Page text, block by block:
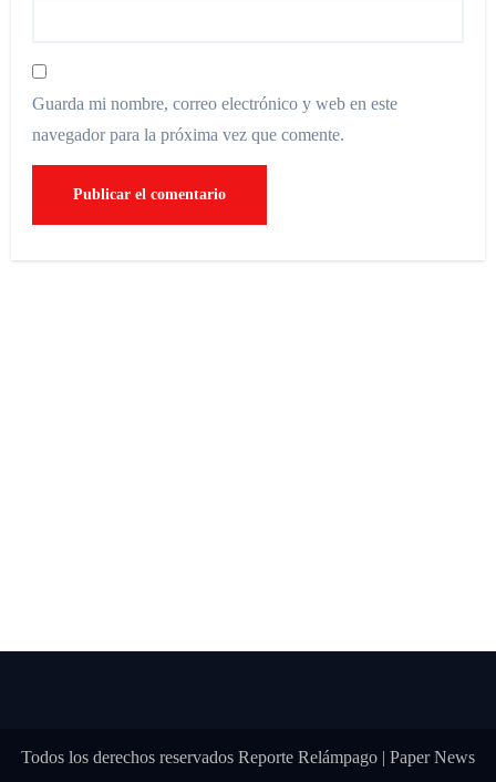
Guarda mi nombre, correo electrónico y web en este
navegador para la próxima vez que comente.
Todos los derechos reservados Reporte Relámpago | Paper News